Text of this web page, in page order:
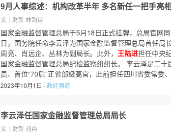
9月人事综述：机构改革半年 多名新任一把手亮
文｜财新 林韵诗
国家金融监督管理总局于5月18日正式挂牌，总局官网
日，国务院任命李云泽为国家金融监督管理总局首任局
周亮、肖远企、丛林为副局长。此外， 王陆进担任中央
国家金融监督管理总局纪检监察组组长。 李云泽是二十
员、首位“70后”正省部级高官，此前担任四川省委常
2023年10月1日 ·政经频道
李云泽任国家金融监督管理总局局长
文｜财新 刘冉